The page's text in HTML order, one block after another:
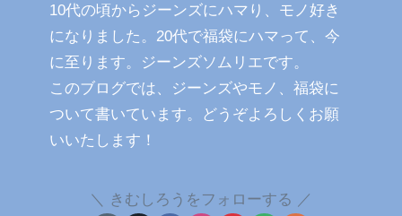
10代の頃からジーンズにハマり、モノ好き
になりました。20代で福袋にハマって、今
に至ります。ジーンズソムリエです。
このブログでは、ジーンズやモノ、福袋に
ついて書いています。どうぞよろしくお願
いいたします！
きむしろうをフォローする